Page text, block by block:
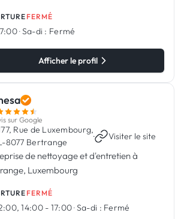
FERMÉ
·Sa-di : Fermé
Afficher le profil
sur Google
Rue de Luxembourg,
8077 Bertrange
· Visiter le site
de nettoyage et d'entretien à
Luxembourg
FERMÉ
14:00 - 17:00·Sa-di : Fermé